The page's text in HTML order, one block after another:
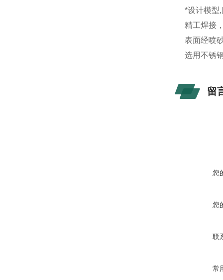
*设计模型
精工焊接
表面经喷
选用不锈
留
您
您
联
常